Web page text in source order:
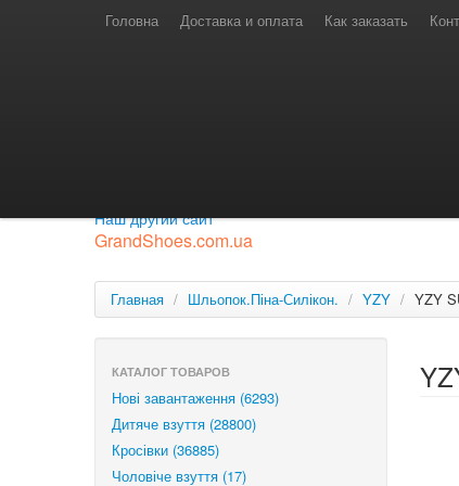
Головна Доставка и оплата Как заказать
Лайф: (063) 527-76-88 МТС: (050) 967-41-33
Наш другий сайт
GrandShoes.com.ua
Главная / Шльопок.Піна-Силікон. / YZY / YZY
КАТАЛОГ ТОВАРОВ
Нові завантаження (6293)
Дитяче взуття (28800)
Кросівки (36885)
Чоловіче взуття (17)